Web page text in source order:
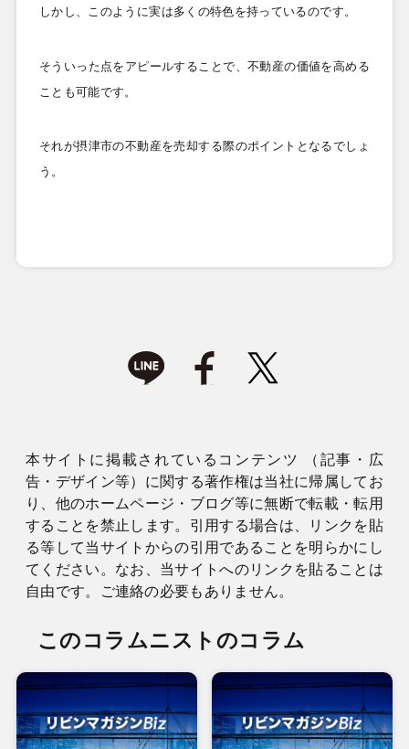
しかし、このように実は多くの特色を持っているのです。
そういった点をアピールすることで、不動産の価値を高める
ことも可能です。
それが摂津市の不動産を売却する際のポイントとなるでしょ
う。
本サイトに掲載されているコンテンツ （記事・広
告・デザイン等）に関する著作権は当社に帰属してお
り、他のホームページ・ブログ等に無断で転載・転用
することを禁止します。引用する場合は、リンクを貼
る等して当サイトからの引用であることを明らかにし
てください。なお、当サイトへのリンクを貼ることは
自由です。ご連絡の必要もありません。
このコラムニストのコラム